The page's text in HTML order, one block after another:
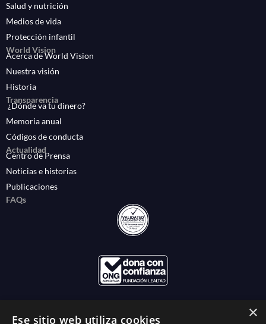
Salud y nutrición
Medios de vida
Protección infantil
World Vision
Acerca de World Vision
Nuestra visión
Historia
Transparencia
¿Dónde va tu dinero?
Memoria anual
Códigos de conducta
Actualidad
Centro de Prensa
Noticias e historias
Publicaciones
FAQs
×
Ese sitio web utiliza cookies